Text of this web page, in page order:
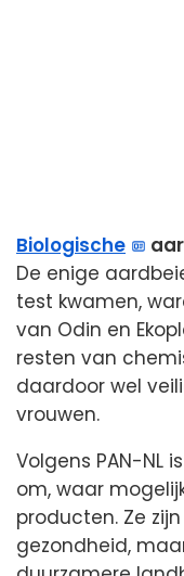
Biologische
De enige
test kwamen,
van Odin en
resten van
daardoor wel
vrouwen.
Volgens PAN-NL
om, waar
producten. Ze
gezondheid,